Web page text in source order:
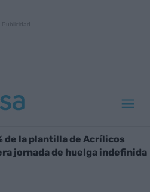
de la plantilla de Acrílicos
jornada de huelga indefinida